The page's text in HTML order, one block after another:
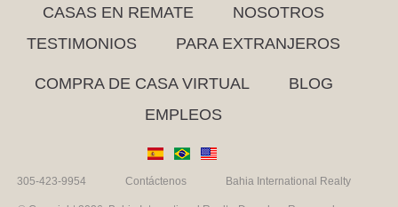
CASAS EN REMATE
NOSOTROS
TESTIMONIOS
PARA EXTRANJEROS
COMPRA DE CASA VIRTUAL
BLOG
EMPLEOS
305-423-9954 Contáctenos Bahia International Realty